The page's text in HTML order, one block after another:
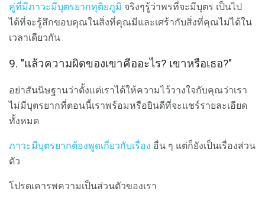
คู่ที่มีภาวะมีบุตรยากทุติยภูมิ จริงๆรู้ว่าพรที่จะมีบุตร เป็นไป
ได้ที่จะรู้สึกขอบคุณในสิ่งที่คุณมีและเศร้ากับสิ่งที่คุณไม่ได้ใน
เวลาเดียวกัน
9. "แล้วความผิดของเขาคืออะไร? เขาหรือเธอ?"
อย่าสันนิษฐานว่าตั้งแต่เราได้ให้ความไว้วางใจกับคุณว่าเรา
ไม่มีบุตรยากที่ตอนนี้เราพร้อมหรือยินดีที่จะแชร์รายละเอียด
ทั้งหมด
ภาวะมีบุตรยากต้องพูดเกี่ยวกับเรื่อง อื่น ๆ แต่ก็ยังเป็นเรื่องส่วน
ตัว
โปรดเคารพความเป็นส่วนตัวของเรา